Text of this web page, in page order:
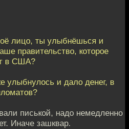
лицо, ты улыбнёшься и
правительство, которое
в США?
улыбнулось и дало денег, в
писькой, надо немедленно
Иначе зашквар.